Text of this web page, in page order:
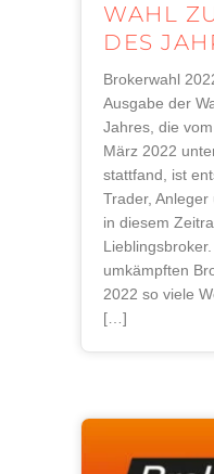
WAHL
DES
Brokerwahl
Ausgabe der
Jahres, die
März 2022
stattfand, ist
Trader,
in diesem
umkämpften
2022 so viele
[…]